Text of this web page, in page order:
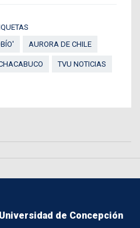
AURORA DE CHILE
TVU NOTICIAS
de Concepción